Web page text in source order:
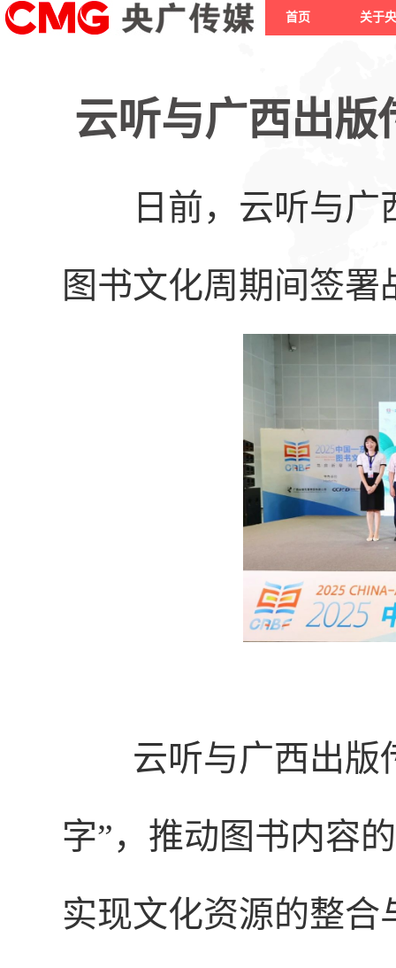
首页 关于
云听与广西出版
日前，云听与广
图书文化周期间签署
云听与广西出版
字”，推动图书内容
实现文化资源的整